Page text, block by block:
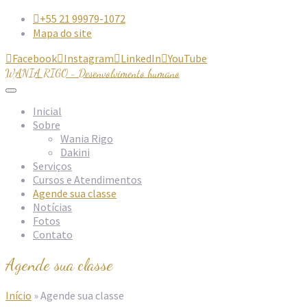
+55 21 99979-1072
Mapa do site
FacebookInstagramLinkedInYouTube
WANIA RIGO - Desenvolvimento humano
Inicial
Sobre
Wania Rigo
Dakini
Serviços
Cursos e Atendimentos
Agende sua classe
Notícias
Fotos
Contato
Agende sua classe
Início »Agende sua classe